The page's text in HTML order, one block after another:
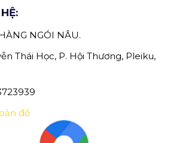
NGÓI NÂU.
Thái Học, P. Hội Thương, Pleiku,
đồ